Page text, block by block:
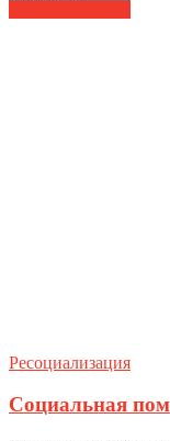
Ресоциализация
Социальная